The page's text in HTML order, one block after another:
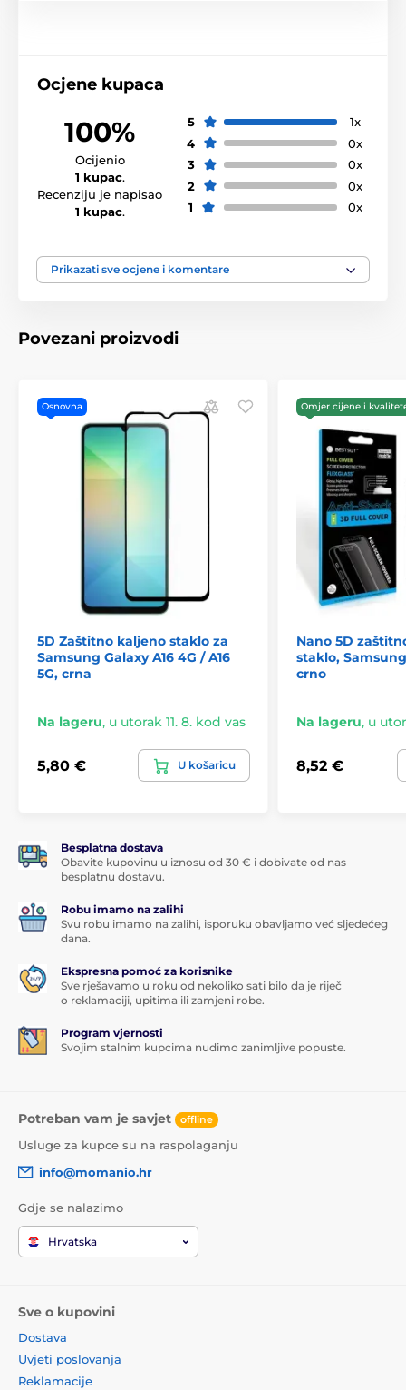
Ocjene kupaca
100%
Ocijenio
1 kupac.
Recenziju je napisao
1 kupac.
5
1x
4
0x
3
0x
2
0x
1
0x
Prikazati sve ocjene i komentare
Povezani proizvodi
Osnovna
5D Zaštitno kaljeno staklo za
Samsung Galaxy A16 4G / A16
5G, crna
Na lageru, u utorak 11. 8. kod vas
5,80 € U košaricu
Omjer cijene i
Nano 5D
staklo, Samsung
crno
Na lageru, u
8,52 €
Besplatna dostava
Obavite kupovinu u iznosu od 30 € i dobivate od nas
besplatnu dostavu.
Robu imamo na zalihi
Svu robu imamo na zalihi, isporuku obavljamo već sljedećeg
dana.
Ekspresna pomoć za korisnike
Sve rješavamo u roku od nekoliko sati bilo da je riječ
o reklamaciji, upitima ili zamjeni robe.
Program vjernosti
Svojim stalnim kupcima nudimo zanimljive popuste.
Potreban vam je savjet offline
Usluge za kupce su na raspolaganju
info@momanio.hr
Gdje se nalazimo
Hrvatska
Sve o kupovini
Dostava
Uvjeti poslovanja
Reklamacije